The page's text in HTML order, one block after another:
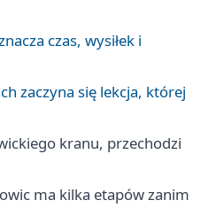
czas, wysiłek i
zaczyna się lekcja, której
kranu, przechodzi
ma kilka etapów zanim